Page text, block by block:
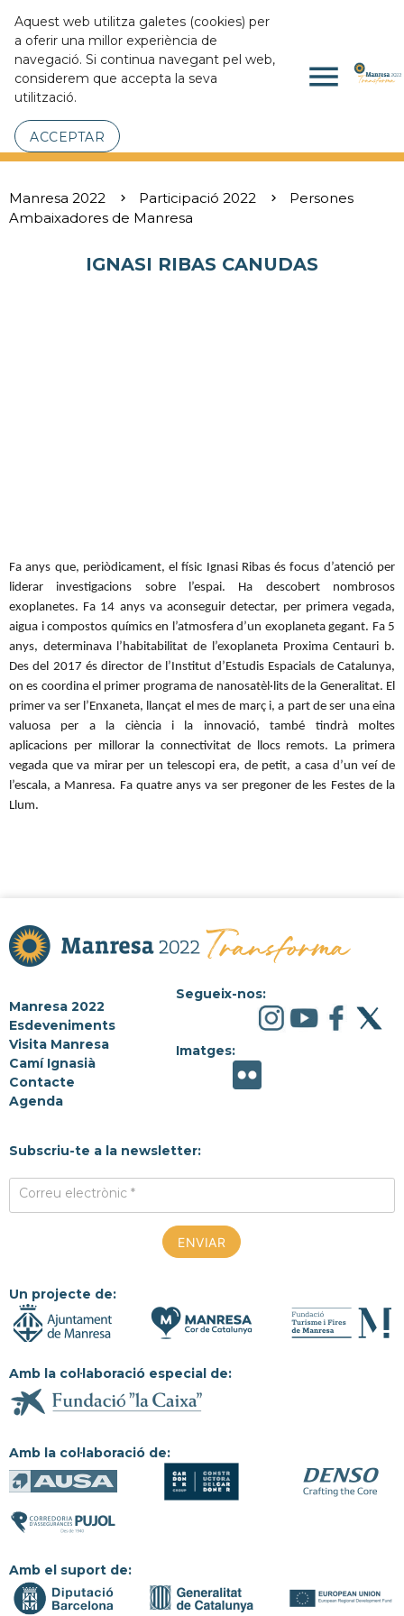
Aquest web utilitza galetes (cookies) per
a oferir una millor experiència de
navegació. Si continua navegant pel web,
considerem que accepta la seva
utilització.
ACCEPTAR
menu
Manresa 2022 Participació 2022
Persones
Ambaixadores de Manresa
IGNASI RIBAS CANUDAS
Fa anys que, periòdicament, el físic Ignasi Ribas és focus d’atenció per
liderar investigacions sobre l’espai. Ha descobert nombrosos
exoplanetes. Fa 14 anys va aconseguir detectar, per primera vegada,
aigua i compostos químics en l’atmosfera d’un exoplaneta gegant. Fa 5
anys, determinava l’habitabilitat de l’exoplaneta Proxima Centauri b.
Des del 2017 és director de l’Institut d’Estudis Espacials de Catalunya,
on es coordina el primer programa de nanosatèl·lits de la Generalitat. El
primer va ser l’Enxaneta, llançat el mes de març i, a part de ser una eina
valuosa per a la ciència i la innovació, també tindrà moltes
aplicacions per millorar la connectivitat de llocs remots. La primera
vegada que va mirar per un telescopi era, de petit, a casa d’un veí de
l’escala, a Manresa. Fa quatre anys va ser pregoner de les Festes de la
Llum.
Manresa 2022
Esdeveniments
Visita Manresa
Camí Ignasià
Contacte
Agenda
Segueix-nos:
Imatges:
Subscriu-te a la newsletter:
Correu electrònic *
Un projecte de:
Amb la col·laboració especial de:
Amb la col·laboració de:
Amb el suport de: